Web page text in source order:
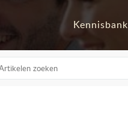
Kennisbank